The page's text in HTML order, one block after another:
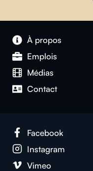
À propos
Emplois
Médias
Contact
Facebook
Instagram
Vimeo